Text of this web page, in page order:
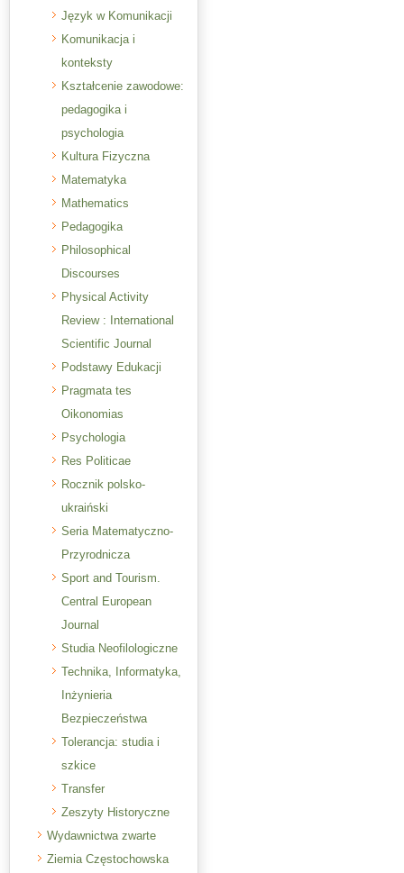
Język w Komunikacji
Komunikacja i
konteksty
Kształcenie zawodowe:
pedagogika i
psychologia
Kultura Fizyczna
Matematyka
Mathematics
Pedagogika
Philosophical
Discourses
Physical Activity
Review : International
Scientific Journal
Podstawy Edukacji
Pragmata tes
Oikonomias
Psychologia
Res Politicae
Rocznik polsko-
ukraiński
Seria Matematyczno-
Przyrodnicza
Sport and Tourism.
Central European
Journal
Studia Neofilologiczne
Technika, Informatyka,
Inżynieria
Bezpieczeństwa
Tolerancja: studia i
szkice
Transfer
Zeszyty Historyczne
Wydawnictwa zwarte
Ziemia Częstochowska